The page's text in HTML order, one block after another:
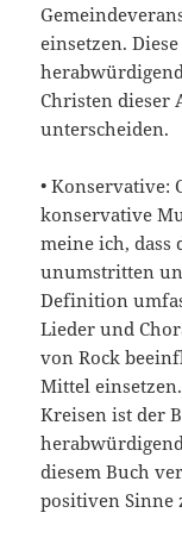
einsetzen.
Christen dieser
unterscheiden.
• Konservative:
konservative
meine ich, dass
unumstritten
Definition
Lieder und
von Rock
Mittel
Kreisen ist der
diesem Buch
positiven Sinne